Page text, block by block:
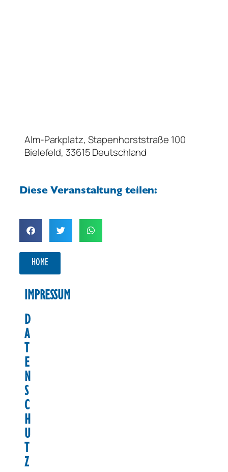
Alm-Parkplatz, Stapenhorststraße 100
Bielefeld, 33615Deutschland
Diese Veranstaltung teilen:
HOME
IMPRESSUM
D
A
T
E
N
S
C
H
U
T
Z